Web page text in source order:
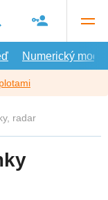
Numerický model
radar